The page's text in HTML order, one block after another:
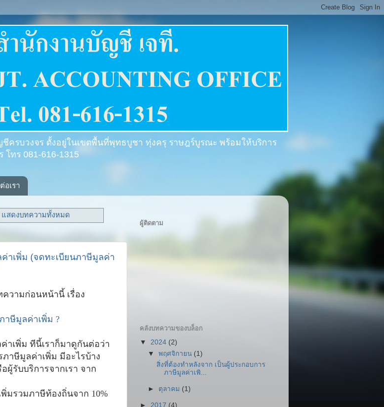
รบวงจร ตั้งอยู่ในเขตพื้นที่พุทธบูชา ทุ่งครุ ราษฎร์บูรณะ พร้อมให้บริการ
ทร 081-616-1315
อเรา
แสดงบทความทั้งหมด
าเพิ่ม (จดทะเบียนภาษีมูลค่า
ความก่อนหน้านี้ เรื่อง
าษีมูลค่าเพิ่ม ?
าเพิ่ม ทีนี้เราก็มาดูกันต่อว่า
ภาษีมูลค่าเพิ่ม มีอะไรบ้าง
รับบริการจากเรา จาก
รวมภาษีท้องถิ่นจาก 10%
ผู้ติดตาม
คลังบทความของบล็อก
▼ 2024 (2)
▼พฤศจิกายน (1)
สิ่งที่ต้องทำหลังจาก เป็นผู้ประกอบการ
ภาษีมูลค่าเพิ...
► ตุลาคม (1)
► 2017 (4)